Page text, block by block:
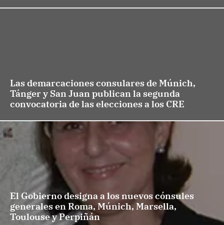
Las demarcaciones consulares de Múnich,
Tánger y San Juan publican la segunda
convocatoria de las elecciones a los CRE
El Gobierno designa a los nuevos cónsules
generales en Roma, Múnich, Marsella,
Toulouse y Perpiñán